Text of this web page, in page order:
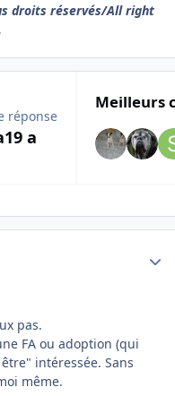
droits réservés/All right
réponse
19 a
Meilleurs
topic overview
pas.
FA ou adoption (qui
intéressée. Sans
même.